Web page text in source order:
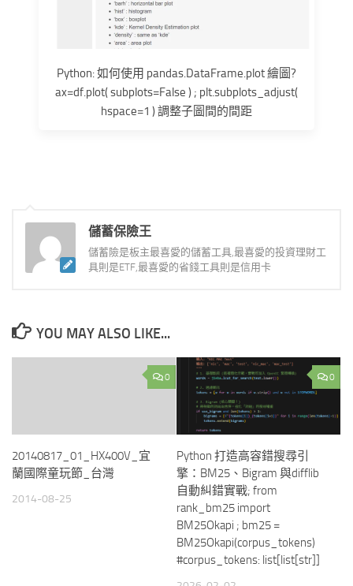
Python: 如何使用 pandas.DataFrame.plot 繪圖?
ax=df.plot( subplots=False ) ; plt.subplots_adjust(
hspace=1 ) 調整子圖間的間距
儲蓄保險王
儲蓄險是板主最喜愛的儲蓄工具,最喜愛的投資理財工
具則是ETF,最喜愛的省錢工具則是信用卡
YOU MAY ALSO LIKE...
0
20140817_01_HX400V_宜
蘭國際童玩節_台灣
2014-08-25
0
Python 打造高容錯搜尋引
擎：BM25、Bigram 與difflib
自動糾錯實戰; from
rank_bm25 import
BM25Okapi ; bm25 =
BM25Okapi(corpus_tokens)
#corpus_tokens: list[list[str]]